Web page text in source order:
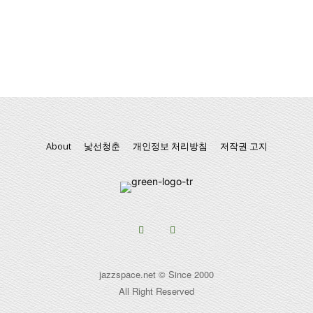
About 낯선청춘 개인정보 처리방침 저작권 고지
jazzspace.net © Since 2000
All Right Reserved